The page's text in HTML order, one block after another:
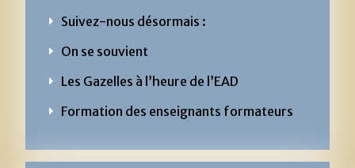
Suivez-nous désormais :
On se souvient
Les Gazelles à l’heure de l’EAD
Formation des enseignants formateurs